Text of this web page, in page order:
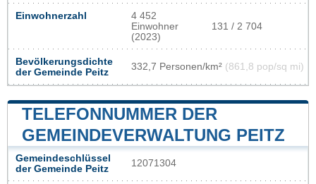
Einwohnerzahl
4 452
Einwohner
(2023)
131 / 2 704
Bevölkerungsdichte
der Gemeinde Peitz
332,7 Personen/km² (861,8 pop/sq mi)
TELEFONNUMMER DER
GEMEINDEVERWALTUNG PEITZ
Gemeindeschlüssel
der Gemeinde Peitz
12071304